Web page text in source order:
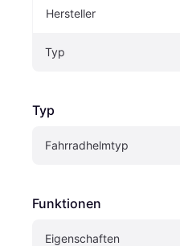
Hersteller
Typ
Typ
Fahrradhelmtyp
Funktionen
Eigen­schaften